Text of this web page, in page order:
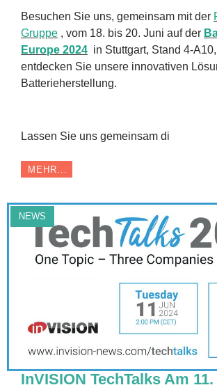
Besuchen Sie uns, gemeinsam mit der
Gruppe , vom 18. bis 20. Juni auf der
Europe 2024 in Stuttgart, Stand 4-
entdecken Sie unsere innovativen
Batterieherstellung.
Lassen Sie uns gemeinsam di
MEHR...
NEWS
InVISION TechTalks Am